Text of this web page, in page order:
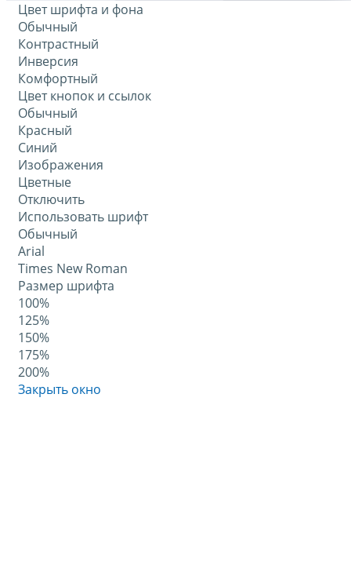
Цвет шрифта и фона
Обычный
Контрастный
Инверсия
Комфортный
Цвет кнопок и ссылок
Обычный
Красный
Синий
Изображения
Цветные
Отключить
Использовать шрифт
Обычный
Arial
Times New Roman
Размер шрифта
100%
125%
150%
175%
200%
Закрыть окно